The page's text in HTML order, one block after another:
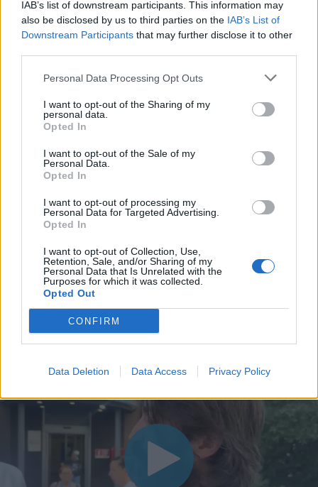
IAB’s list of downstream participants. This information may
also be disclosed by us to third parties on the IAB’s List of
Downstream Participants that may further disclose it to other
Personal Data Processing Opt Outs
I want to opt-out of the Sharing of my
personal data.
Opted In
I want to opt-out of the Sale of my
Personal Data.
Opted In
I want to opt-out of processing my
Personal Data for Targeted Advertising.
Opted In
I want to opt-out of Collection, Use,
Retention, Sale, and/or Sharing of my
Personal Data that Is Unrelated with the
Purposes for which it was collected.
Opted Out
CONFIRM
Data Deletion Data Access Privacy Policy